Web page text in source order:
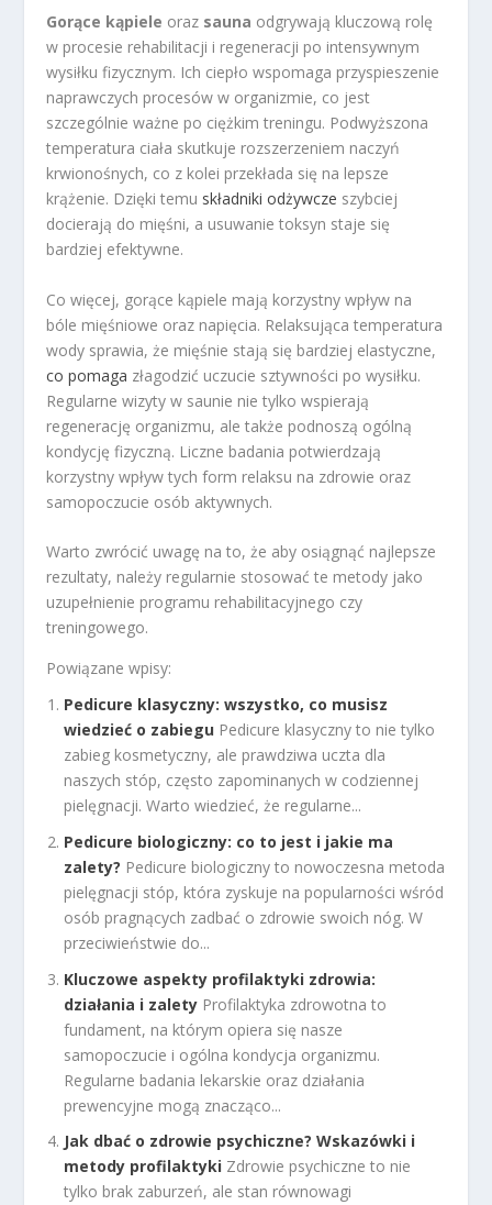
Gorące kąpiele oraz sauna odgrywają kluczową rolę
w procesie rehabilitacji i regeneracji po intensywnym
wysiłku fizycznym. Ich ciepło wspomaga przyspieszenie
naprawczych procesów w organizmie, co jest
szczególnie ważne po ciężkim treningu. Podwyższona
temperatura ciała skutkuje rozszerzeniem naczyń
krwionośnych, co z kolei przekłada się na lepsze
krążenie. Dzięki temu składniki odżywcze szybciej
docierają do mięśni, a usuwanie toksyn staje się
bardziej efektywne.
Co więcej, gorące kąpiele mają korzystny wpływ na
bóle mięśniowe oraz napięcia. Relaksująca temperatura
wody sprawia, że mięśnie stają się bardziej elastyczne,
co pomaga złagodzić uczucie sztywności po wysiłku.
Regularne wizyty w saunie nie tylko wspierają
regenerację organizmu, ale także podnoszą ogólną
kondycję fizyczną. Liczne badania potwierdzają
korzystny wpływ tych form relaksu na zdrowie oraz
samopoczucie osób aktywnych.
Warto zwrócić uwagę na to, że aby osiągnąć najlepsze
rezultaty, należy regularnie stosować te metody jako
uzupełnienie programu rehabilitacyjnego czy
treningowego.
Powiązane wpisy:
Pedicure klasyczny: wszystko, co musisz
wiedzieć o zabiegu Pedicure klasyczny to nie tylko
zabieg kosmetyczny, ale prawdziwa uczta dla
naszych stóp, często zapominanych w codziennej
pielęgnacji. Warto wiedzieć, że regularne...
Pedicure biologiczny: co to jest i jakie ma
zalety? Pedicure biologiczny to nowoczesna metoda
pielęgnacji stóp, która zyskuje na popularności wśród
osób pragnących zadbać o zdrowie swoich nóg. W
przeciwieństwie do...
Kluczowe aspekty profilaktyki zdrowia:
działania i zalety Profilaktyka zdrowotna to
fundament, na którym opiera się nasze
samopoczucie i ogólna kondycja organizmu.
Regularne badania lekarskie oraz działania
prewencyjne mogą znacząco...
Jak dbać o zdrowie psychiczne? Wskazówki i
metody profilaktyki Zdrowie psychiczne to nie
tylko brak zaburzeń, ale stan równowagi